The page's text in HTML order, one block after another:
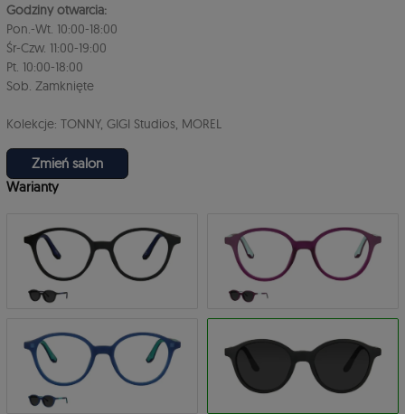
Godziny otwarcia:
Zmień salon
Pon.-Wt. 10:00-18:00
Śr-Czw. 11:00-19:00
Pt. 10:00-18:00
Sob. Zamknięte
Kolekcje: TONNY, GIGI Studios, MOREL
Warianty